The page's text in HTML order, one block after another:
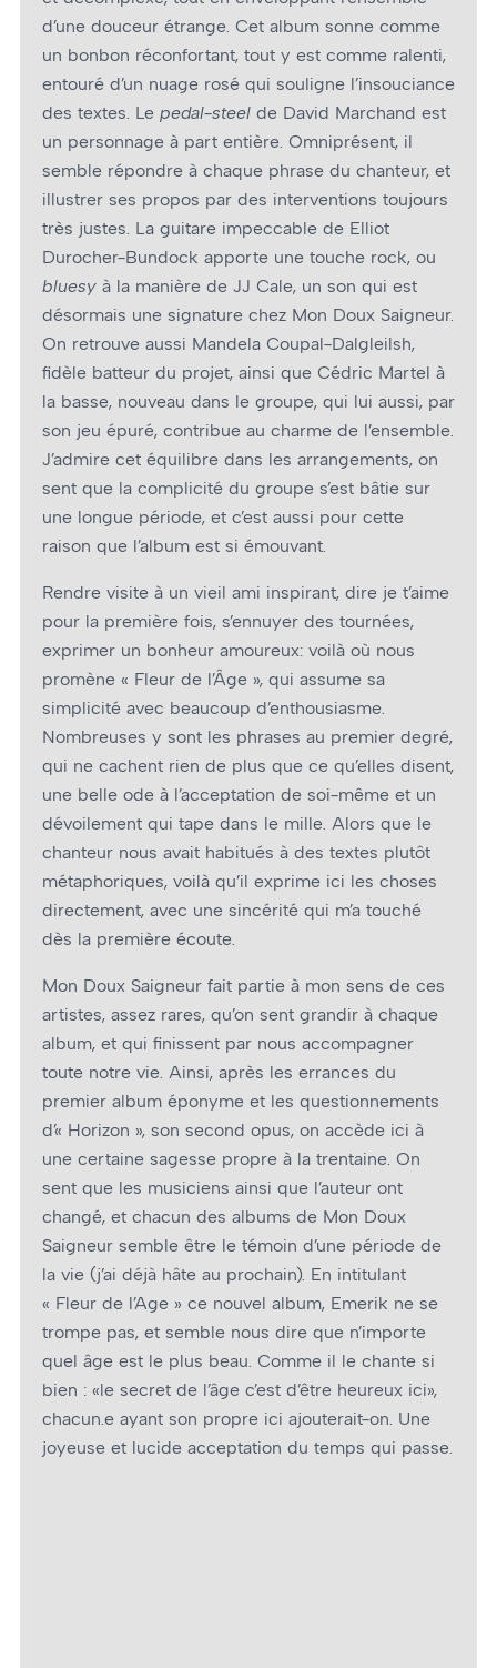
d’une douceur étrange. Cet album sonne comme
un bonbon réconfortant, tout y est comme ralenti,
entouré d’un nuage rosé qui souligne l’insouciance
des textes. Le pedal-steel de David Marchand est
un personnage à part entière. Omniprésent, il
semble répondre à chaque phrase du chanteur, et
illustrer ses propos par des interventions toujours
très justes. La guitare impeccable de Elliot
Durocher-Bundock apporte une touche rock, ou
bluesy à la manière de JJ Cale, un son qui est
désormais une signature chez Mon Doux Saigneur.
On retrouve aussi Mandela Coupal-Dalgleilsh,
fidèle batteur du projet, ainsi que Cédric Martel à
la basse, nouveau dans le groupe, qui lui aussi, par
son jeu épuré, contribue au charme de l’ensemble.
J’admire cet équilibre dans les arrangements, on
sent que la complicité du groupe s’est bâtie sur
une longue période, et c’est aussi pour cette
raison que l’album est si émouvant.
Rendre visite à un vieil ami inspirant, dire je t’aime
pour la première fois, s’ennuyer des tournées,
exprimer un bonheur amoureux: voilà où nous
promène « Fleur de l’Âge », qui assume sa
simplicité avec beaucoup d’enthousiasme.
Nombreuses y sont les phrases au premier degré,
qui ne cachent rien de plus que ce qu’elles disent,
une belle ode à l’acceptation de soi-même et un
dévoilement qui tape dans le mille. Alors que le
chanteur nous avait habitués à des textes plutôt
métaphoriques, voilà qu’il exprime ici les choses
directement, avec une sincérité qui m’a touché
dès la première écoute.
Mon Doux Saigneur fait partie à mon sens de ces
artistes, assez rares, qu’on sent grandir à chaque
album, et qui finissent par nous accompagner
toute notre vie. Ainsi, après les errances du
premier album éponyme et les questionnements
d’« Horizon », son second opus, on accède ici à
une certaine sagesse propre à la trentaine. On
sent que les musiciens ainsi que l’auteur ont
changé, et chacun des albums de Mon Doux
Saigneur semble être le témoin d’une période de
la vie (j’ai déjà hâte au prochain). En intitulant
« Fleur de l’Age » ce nouvel album, Emerik ne se
trompe pas, et semble nous dire que n’importe
quel âge est le plus beau. Comme il le chante si
bien : «le secret de l’âge c’est d’être heureux ici»,
chacun.e ayant son propre ici ajouterait-on. Une
joyeuse et lucide acceptation du temps qui passe.